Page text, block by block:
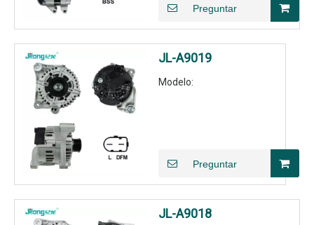
Preguntar
JL-A9019
Modelo:
Preguntar
JL-A9018